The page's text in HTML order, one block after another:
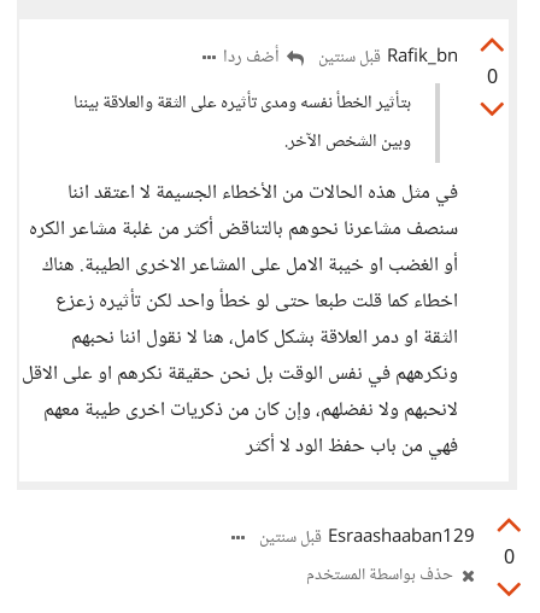
0
Rafik_bn قبل سنتين
أضف ردا
بتأثير الخطأ نفسه ومدى تأثيره على الثقة والعلاقة بيننا
وبين الشخص الآخر.
في مثل هذه الحالات من الأخطاء الجسيمة لا اعتقد اننا
سنصف مشاعرنا نحوهم بالتناقض أكثر من غلبة مشاعر الكره
أو الغضب او خيبة الامل على المشاعر الاخرى الطيبة. هناك
اخطاء كما قلت طبعا حتى لو خطأ واحد لكن تأثيره زعزع
الثقة او دمر العلاقة بشكل كامل، هنا لا نقول اننا نحبهم
ونكرههم في نفس الوقت بل نحن حقيقة نكرهم او على الاقل
لانحبهم ولا نفضلهم، وإن كان من ذكريات اخرى طيبة معهم
فهي من باب حفظ الود لا أكثر
0
Esraashaaban129 قبل سنتين
حذف بواسطة المستخدم